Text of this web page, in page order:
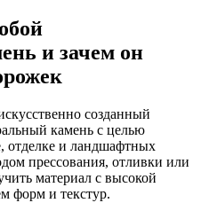
и зачем он
созданный
камень с целью
отделке и ландшафтных
прессования, отливки или
материал с высокой
форм и текстур.